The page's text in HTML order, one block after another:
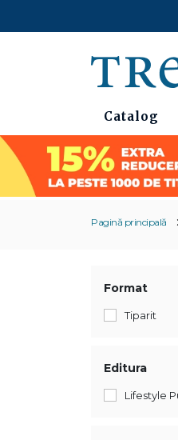
Catalog
Pagină principală
Format
Tiparit
Editura
Lifestyle